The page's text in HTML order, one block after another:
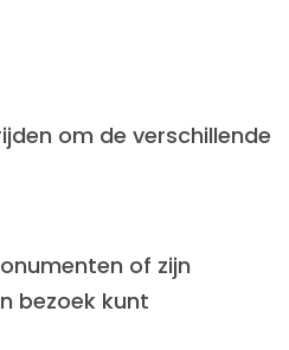
om de verschillende
of zijn
bezoek kunt